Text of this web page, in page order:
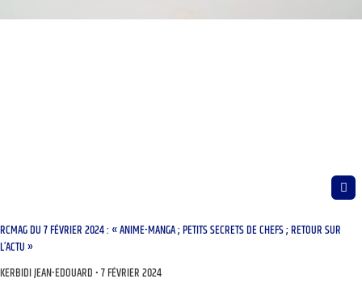
RCMAG DU 7 FÉVRIER 2024 : « ANIME-MANGA ; PETITS SECRETS DE CHEFS ; RETOUR SUR
L’ACTU »
KERBIDI JEAN-EDOUARD 7 FÉVRIER 2024